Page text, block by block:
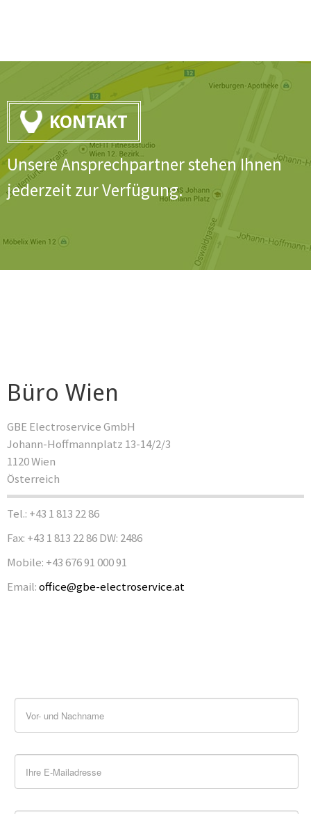
KONTAKT
Unsere Ansprechpartner stehen Ihnen
jederzeit zur Verfügung.
Büro Wien
GBE Electroservice GmbH
Johann-Hoffmannplatz 13-14/2/3
1120 Wien
Österreich
Tel.: +43 1 813 22 86
Fax: +43 1 813 22 86 DW: 2486
Mobile: +43 676 91 000 91
Email:office@gbe-electroservice.at